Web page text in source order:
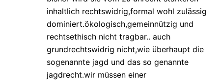
inhaltlich rechtswidrig,formal wohl zulässig
dominiert.ökologisch,gemeinnützig und
rechtsethisch nicht tragbar.. auch
grundrechtswidrig nicht,wie überhaupt die
sogenannte jagd und das so genannte
jagdrecht.wir müssen einer